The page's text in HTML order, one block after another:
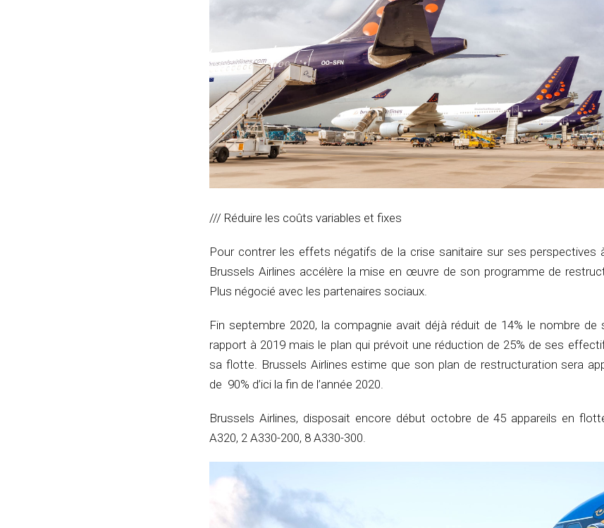
/// Réduire les coûts variables et fixes
Pour contrer les effets négatifs de la crise sanitaire sur ses perspectives
Brussels Airlines accélère la mise en œuvre de son programme de
Plus négocié avec les partenaires sociaux.
Fin septembre 2020, la compagnie avait déjà réduit de 14% le nombre de
rapport à 2019 mais le plan qui prévoit une réduction de 25% de ses
sa flotte. Brussels Airlines estime que son plan de restructuration sera
de 90% d’ici la fin de l’année 2020.
Brussels Airlines, disposait encore début octobre de 45 appareils en
A320, 2 A330-200, 8 A330-300.